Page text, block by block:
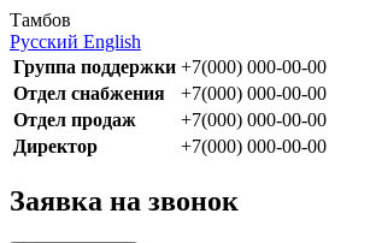
Тамбов
Русский English
Группа поддержки +7(000) 000-00-00
Отдел снабжения
+7(000) 000-00-00
Отдел продаж
+7(000) 000-00-00
Директор
+7(000) 000-00-00
Заявка на звонок